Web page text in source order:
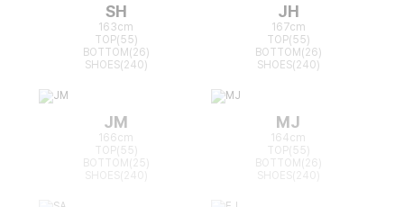
SH
163cm
TOP(55)
BOTTOM(26)
SHOES(240)
JH
167cm
TOP(55)
BOTTOM(26)
SHOES(240)
JM
166cm
TOP(55)
BOTTOM(25)
MJ
164cm
TOP(55)
BOTTOM(26)